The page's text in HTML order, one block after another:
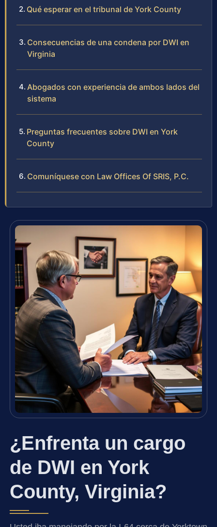
Qué esperar en el tribunal de York County
Consecuencias de una condena por DWI en
Virginia
Abogados con experiencia de ambos lados del
sistema
Preguntas frecuentes sobre DWI en York
County
Comuníquese con Law Offices Of SRIS, P.C.
¿Enfrenta un cargo
de DWI en York
County, Virginia?